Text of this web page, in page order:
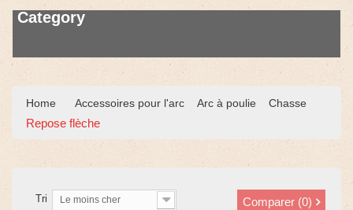
Category
Home Accessoires pour l'arc Arc à poulie Chasse
Repose flèche
Comparer (0)
Tri Le moins cher